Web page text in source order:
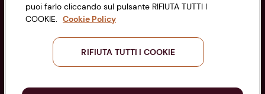
Seguici sui Social:
puoi farlo cliccando sul pulsante RIFIUTA TUTTI I
COOKIE. Cookie Policy
RIFIUTA TUTTI I COOKIE